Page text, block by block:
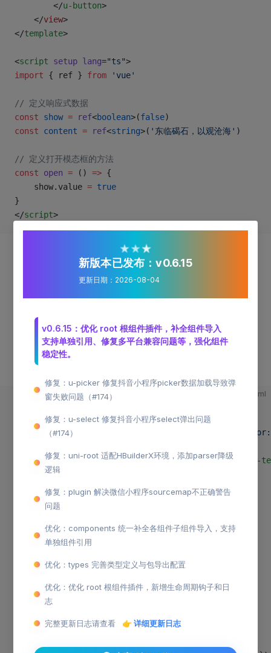
★★★
新版本已发布：v0.6.15
更新日期：2026-08-04
v0.6.15：优化 root 根组件插件，补全组件导入
支持单独引用、修复多平台兼容问题等，强化组件
稳定性。
修复：u-picker 修复抖音小程序picker数据加载导致弹
窗失败问题（#174）
修复：u-select 修复抖音小程序select弹出问题
（#174）
修复：uni-root 适配HBuilderX环境，添加parser降级
逻辑
修复：plugin 解决微信小程序sourcemap不正确警告
问题
优化：components 统一补全各组件子组件导入，支持
单独组件引用
优化：types 完善类型定义与包导出配置
优化：优化 root 根组件插件，新增生命周期钩子和日
志
完整更新日志请查看 👉 详细更新日志
		</
u-button>
	</
view>
</template>
<script setup lang="ts">
import { ref } from 'vue'
// 定义响应式数据
const show = ref<boolean>(false)
const content = ref<string>( '东临碣石，以观沧海' )
// 定义打开模态框的方法
const open = () => {
	show.value
= true
}
</script>
传入富文本内容
有时候我们需要给模态框的内容，不一定是纯文本的字符
串，可能会需要换行，嵌入其他元素等，这时候我们可以
slot 功能，再结合uni-app
能传入富文本内容了，如下演示：
html
view>
		<
u-modal
				<
rich-text :nodes ="content"></
rich-
		</
u-modal>
		<
u-button
		</
u-button>
view>
script setup lang ="ts">
import { ref }
// 定义响应式数据